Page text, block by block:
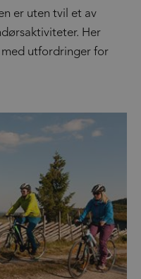
er uten tvil et av
Her
utfordringer for